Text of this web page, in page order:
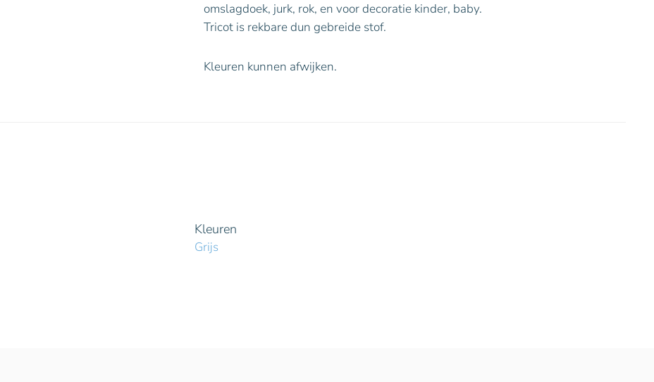
omslagdoek, jurk, rok, en voor decoratie kinder, baby.
Tricot is rekbare dun gebreide stof.
Kleuren kunnen afwijken.
Kleuren
Grijs